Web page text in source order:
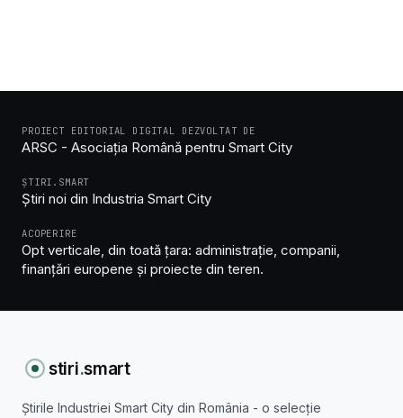
PROIECT EDITORIAL DIGITAL DEZVOLTAT DE
ARSC - Asociația Română pentru Smart City
ȘTIRI.SMART
Știri noi din Industria Smart City
ACOPERIRE
Opt verticale, din toată țara: administrație, companii,
finanțări europene și proiecte din teren.
stiri.smart
Știrile Industriei Smart City din România - o selecție